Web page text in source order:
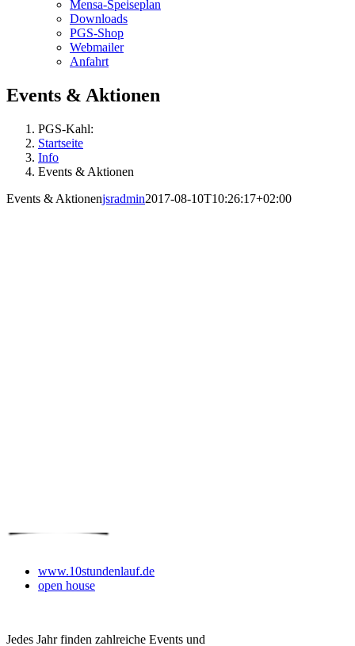
Mensa-Speiseplan
Downloads
PGS-Shop
Webmailer
Anfahrt
Events & Aktionen
PGS-Kahl:
Startseite
Info
Events & Aktionen
Events & Aktionenjsradmin2017-08-10T10:26:17+02:00
www.10stundenlauf.de
open house
Jedes Jahr finden zahlreiche Events und